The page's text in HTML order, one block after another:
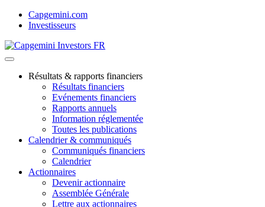
Skip
Capgemini.com
Investisseurs
Résultats & rapports financiers
Résultats financiers
Evénements financiers
Rapports annuels
Information réglementée
Toutes les publications
Calendrier & communiqués
Communiqués financiers
Calendrier
Actionnaires
Devenir actionnaire
Assemblée Générale
Lettre aux actionnaires